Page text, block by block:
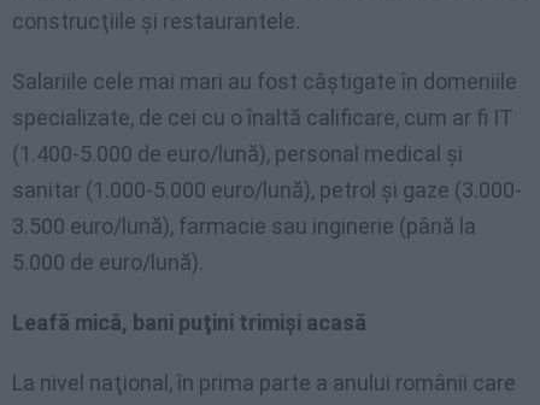
construcţiile şi restaurantele.
Salariile cele mai mari au fost câştigate în domeniile
specializate, de cei cu o înaltă calificare, cum ar fi IT
(1.400-5.000 de euro/lună), personal medical şi
sanitar (1.000-5.000 euro/lună), petrol şi gaze (3.000-
3.500 euro/lună), farmacie sau inginerie (până la
5.000 de euro/lună).
Leafă mică, bani puţini trimişi acasă
La nivel naţional, în prima parte a anului românii care